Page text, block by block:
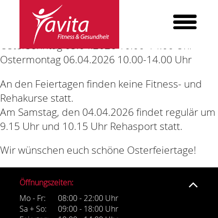
ANGEBOT
KRAFT & FITNESS
REHA-SPORT
INBODY
BECKENBODEN
Unsere Öffnungszeiten an Ostern
Karfreitag 03.04.2026 10.00-14.00 Uhr
Ostersonntag 05.04.2026 10.00-14.00 Uhr
Ostermontag 06.04.2026 10.00-14.00 Uhr
An den Feiertagen finden keine Fitness- und
Rehakurse statt.
Am Samstag, den 04.04.2026 findet regulär um
9.15 Uhr und 10.15 Uhr Rehasport statt.
Wir wünschen euch schöne Osterfeiertage!
Öffnungszeiten:
Mo - Fr:
08:00 - 22:00 Uhr
Sa + So:
09:00 - 18:00 Uhr